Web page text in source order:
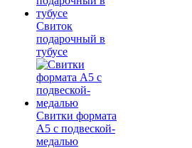
Свиток
подарочный в
тубусе
Свитки формата
А5 с подвеской-
медалью